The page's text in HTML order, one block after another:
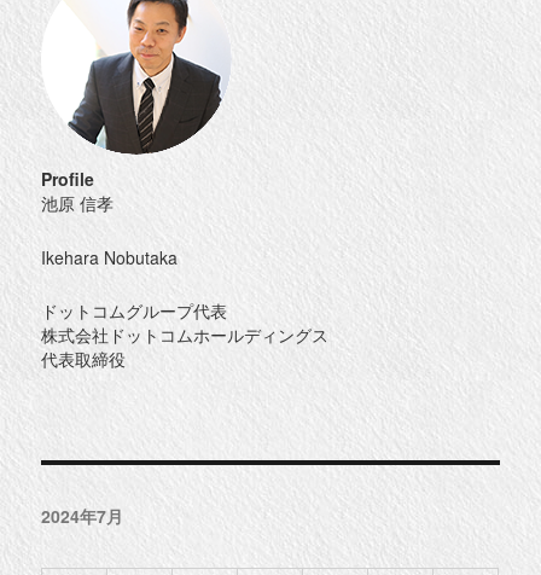
Profile
池原 信孝
Ikehara Nobutaka
ドットコムグループ代表
株式会社ドットコムホールディングス
代表取締役
2024年7月